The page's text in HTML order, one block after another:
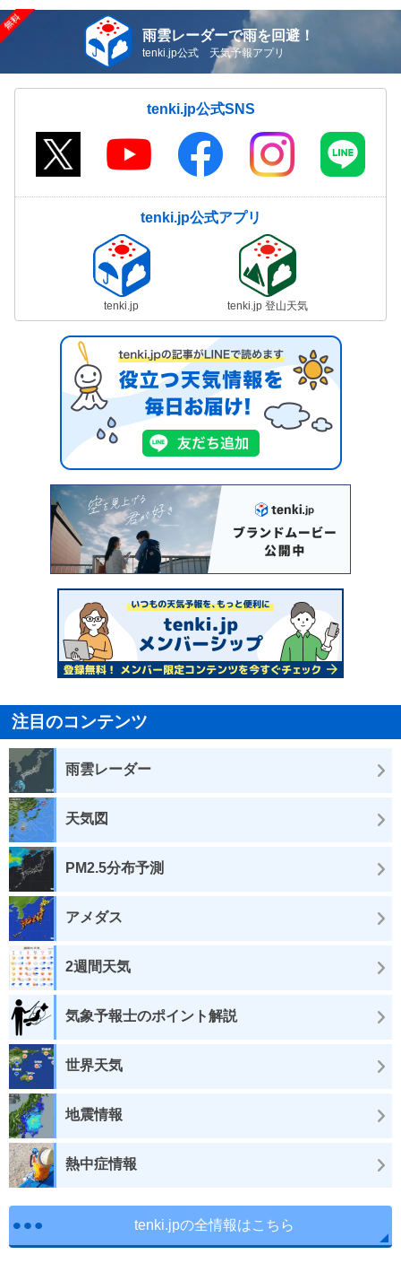
雨雲レーダーで雨を回避！
tenki.jp公式 天気予報アプリ
tenki.jp公式SNS
tenki.jp公式アプリ
tenki.jp tenki.jp 登山天気
注目のコンテンツ
雨雲レーダー
天気図
PM2.5分布予測
アメダス
2週間天気
気象予報士のポイント解説
世界天気
地震情報
熱中症情報
tenki.jpの全情報はこちら